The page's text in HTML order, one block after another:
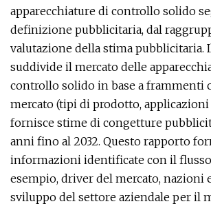
apparecchiature di controllo solido
definizione pubblicitaria, dal
valutazione della stima pubblicitaria.
suddivide il mercato delle
controllo solido in base a frammenti
mercato (tipi di prodotto,
fornisce stime di congetture
anni fino al 2032. Questo rapporto
informazioni identificate con il flusso
esempio, driver del mercato, nazioni
sviluppo del settore aziendale per il